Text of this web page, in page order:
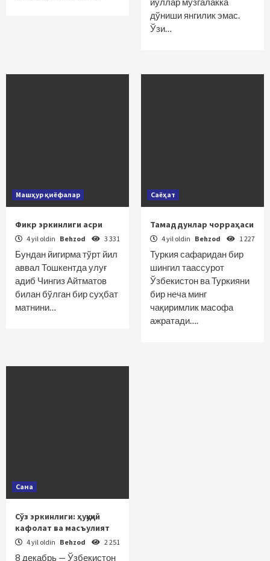
дўниши янгилик эмас.
Ўзи…
Машҳур қиёфалар
Фикр эркинлиги асри
4 yil oldin Behzod 3 331
Бундан йигирма тўрт йил
аввал Тошкентда улуғ
адиб Чингиз Айтматов
билан бўлган бир суҳбат
матнини…
Саёҳат
Тамаддунлар чорраҳаси
4 yil oldin Behzod 1 227
Туркия сафаридан бир
шингил таассурот
Ўзбекистон ва Туркияни
бир неча минг
чақиримлик масофа
ажратади….
Сана
Сўз эркинлиги: ҳуқуқий
кафолат ва масъулият
4 yil oldin Behzod 2 251
8 декабрь — Ўзбекистон